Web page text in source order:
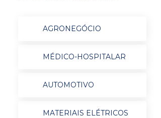
AGRONEGÓCIO
MÉDICO-HOSPITALAR
AUTOMOTIVO
MATERIAIS ELÉTRICOS